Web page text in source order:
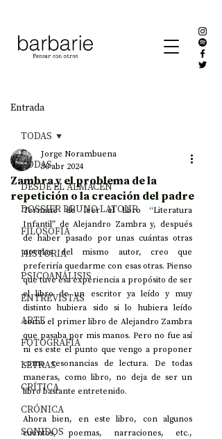
Entrada
TODAS
DESDE EL ALMACÉN
DOSSIER BRUNO LATOUR
FILOSOFÍA
HISTORIA
PSICOANÁLISIS
ENTREVISTAS
ARTE
FOTOGRAFÍA
LETRAS
CRÍTICA
CRÓNICA
SONIDOS
TODAS
Zambra y el problema de la
repetición o la creación del padre
Jorge Norambuena
30 abr 2024
Terminé de leer el libro “Literatura
Infantil” de Alejandro Zambra y, después
de haber pasado por unas cuántas otras
novelas del mismo autor, creo que
preferiría quedarme con esas otras. Pienso
que tuve esa experiencia a propósito de ser
el libro de un escritor ya leído y muy
distinto hubiera sido si lo hubiera leído
como el primer libro de Alejandro Zambra
que pasaba por mis manos. Pero no fue así
ni es este el punto que vengo a proponer
como resonancias de lectura. De todas
maneras, como libro, no deja de ser un
libro bastante entretenido.
Ahora bien, en este libro, con algunos
cuentos, poemas, narraciones, etc.,